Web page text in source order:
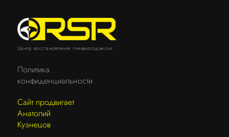
Центр восстановления пневмоподвески
Политика
конфиденциальности
Сайт продвигает
Анатолий
Кузнецов